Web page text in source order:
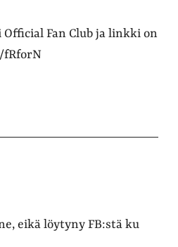
Fan Club ja linkki on
fRforN
eikä löytyny FB:stä ku